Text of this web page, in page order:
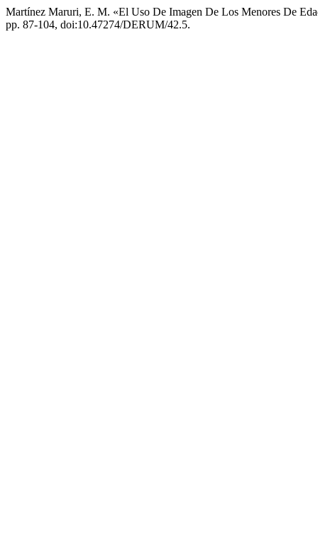
Martínez Maruri, E. M. «El Uso De Imagen De Los Menores De
pp. 87-104, doi:10.47274/DERUM/42.5.